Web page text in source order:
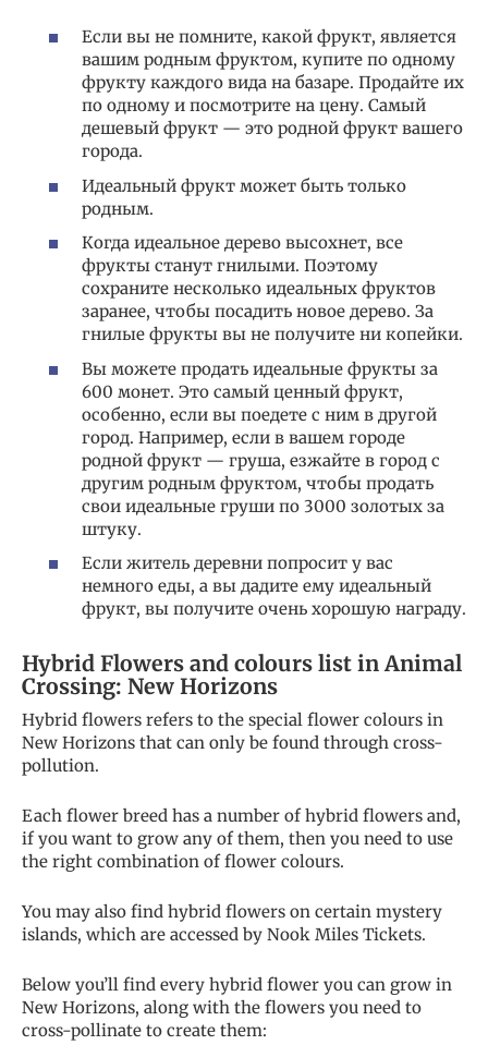
Если вы не помните, какой фрукт, является
вашим родным фруктом, купите по одному
фрукту каждого вида на базаре. Продайте их
по одному и посмотрите на цену. Самый
дешевый фрукт — это родной фрукт вашего
города.
Идеальный фрукт может быть только
родным.
Когда идеальное дерево высохнет, все
фрукты станут гнилыми. Поэтому
сохраните несколько идеальных фруктов
заранее, чтобы посадить новое дерево. За
гнилые фрукты вы не получите ни копейки.
Вы можете продать идеальные фрукты за
600 монет. Это самый ценный фрукт,
особенно, если вы поедете с ним в другой
город. Например, если в вашем городе
родной фрукт — груша, езжайте в город с
другим родным фруктом, чтобы продать
свои идеальные груши по 3000 золотых за
штуку.
Если житель деревни попросит у вас
немного еды, а вы дадите ему идеальный
фрукт, вы получите очень хорошую награду.
Hybrid Flowers and colours list in Animal
Crossing: New Horizons
Hybrid flowers refers to the special flower colours in
New Horizons that can only be found through cross-
pollution.
Each flower breed has a number of hybrid flowers and,
if you want to grow any of them, then you need to use
the right combination of flower colours.
You may also find hybrid flowers on certain mystery
islands, which are accessed by Nook Miles Tickets.
Below you’ll find every hybrid flower you can grow in
New Horizons, along with the flowers you need to
cross-pollinate to create them: